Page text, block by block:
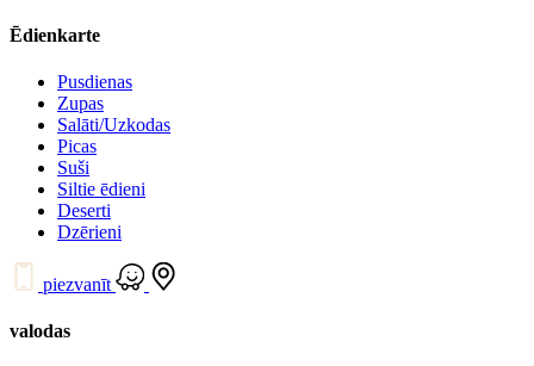
Ēdienkarte
Pusdienas
Zupas
Salāti/Uzkodas
Picas
Suši
Siltie ēdieni
Deserti
Dzērieni
piezvanīt
valodas